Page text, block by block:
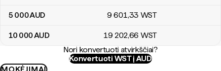
5 000AUD 9 601,33 WST
10 000AUD 19 202,66 WST
Nori konvertuoti atvirkščiai?
Konvertuoti WST į AUD